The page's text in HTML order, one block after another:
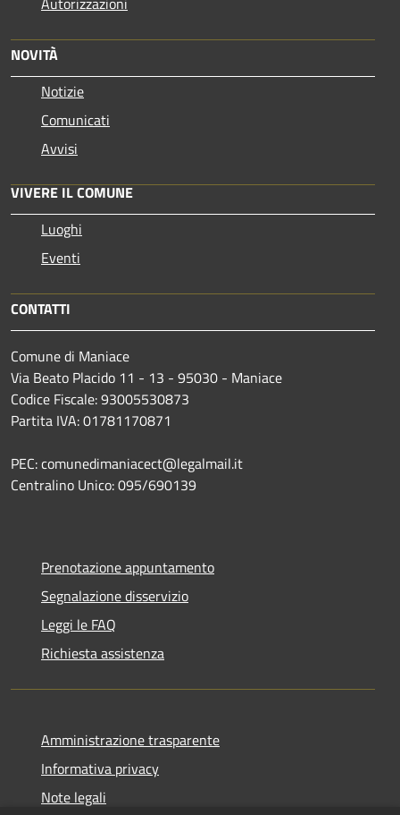
NOVITÀ
Notizie
Comunicati
Avvisi
VIVERE IL COMUNE
Luoghi
Eventi
CONTATTI
Comune di Maniace
Via Beato Placido 11 - 13 - 95030 - Maniace
Codice Fiscale: 93005530873
Partita IVA: 01781170871
PEC: comunedimaniacect@legalmail.it
Centralino Unico: 095/690139
Prenotazione appuntamento
Segnalazione disservizio
Leggi le FAQ
Richiesta assistenza
Amministrazione trasparente
Informativa privacy
Note legali